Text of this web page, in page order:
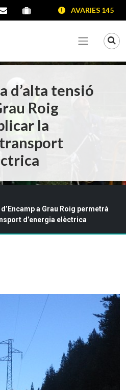
Portal proveïdors
Portal de transparència
AVARIES 145
Veure
d’alta tensió
Roig
la
a Grau Roig permetrà
d’energia elèctrica